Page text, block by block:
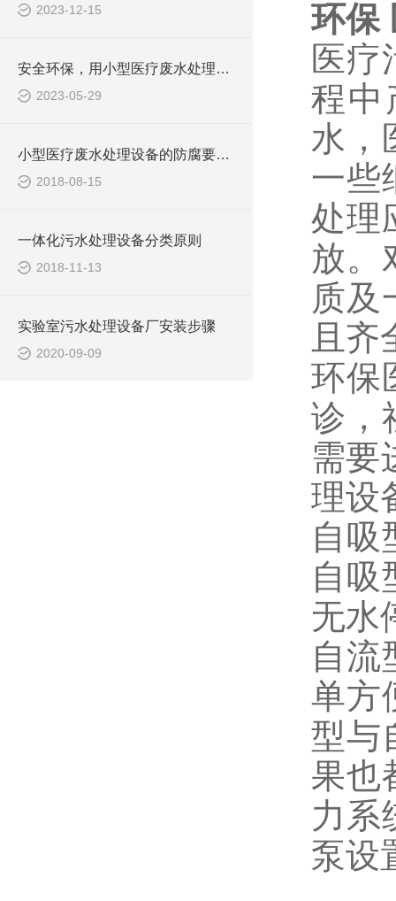
2023-12-15
安全环保，用小型医疗废水处理设备
2023-05-29
小型医疗废水处理设备的防腐要求你做到了吗
2018-08-15
一体化污水处理设备分类原则
2018-11-13
实验室污水处理设备厂安装步骤
2020-09-09
环保
医疗
程中
水，
一些
处理
放。
质及
且齐
环保
诊，
需要
理设
自吸
自吸
无水
自流
单方
型与
果也
力系
泵设